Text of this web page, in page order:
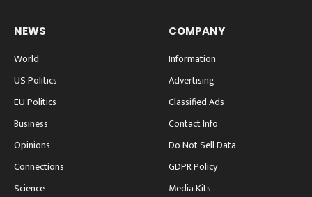
NEWS
World
US Politics
EU Politics
Business
Opinions
Connections
Science
COMPANY
Information
Advertising
Classified Ads
Contact Info
Do Not Sell Data
GDPR Policy
Media Kits